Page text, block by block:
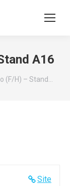
A16
(F/H) – Stand…
Site